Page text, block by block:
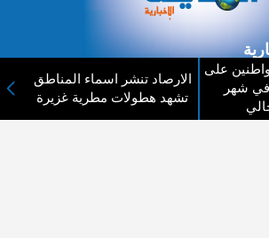
على
في شهر
الارصاد تنشر اسماء المناطق
تشهد هطولات مطرية غزيرة
الكترونية شاملة تابعة لشركة قنوات البث
المحلية الأردنية وأخبار فلسطين وأبرز الأخبار
حدوثها بمهنية رفيعة ليكون العالم بما يجري